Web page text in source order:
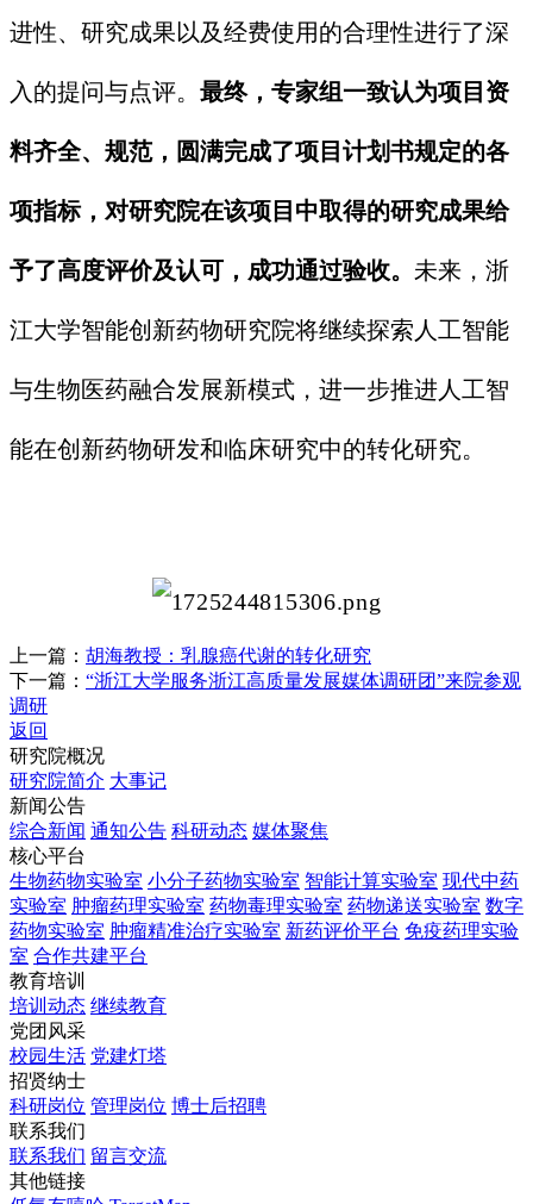
进性、研究成果以及经费使用的合理性进行了深
入的提问与点评。 最终，专家组一致认为项目资
料齐全、规范，圆满完成了项目计划书规定的各
项指标，对研究院在该项目中取得的研究成果给
予了高度评价及认可，成功通过验收。 未来，浙
江大学智能创新药物研究院将继续探索人工智能
与生物医药融合发展新模式，进一步推进人工智
能在创新药物研发和临床研究中的转化研究。
上一篇： 胡海教授：乳腺癌代谢的转化研究
下一篇： “浙江大学服务浙江高质量发展媒体调研团”来院参观
调研
返回
研究院概况
研究院简介 大事记
新闻公告
综合新闻 通知公告 科研动态 媒体聚焦
核心平台
生物药物实验室 小分子药物实验室 智能计算实验室 现代中药
实验室 肿瘤药理实验室 药物毒理实验室 药物递送实验室 数字
药物实验室 肿瘤精准治疗实验室 新药评价平台 免疫药理实验
室 合作共建平台
教育培训
培训动态 继续教育
党团风采
校园生活 党建灯塔
招贤纳士
科研岗位 管理岗位 博士后招聘
联系我们
联系我们 留言交流
其他链接